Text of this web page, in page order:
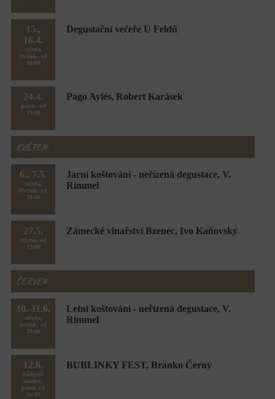
15.,
16.4.
středa,
čtvrtek, od
18:00
Degustační večeře U Feldů
24.4.
pátek, od
19:00
Pago Aylés, Robert Karásek
KVĚTEN
6., 7.5.
středa,
čtvrtek, od
18:00
Jarní koštování - neřízená degustace, V.
Rimmel
27.5.
středa, od
19:00
Zámecké vinařství Bzenec, Ivo Kaňovský
ČERVEN
10.-11.6.
středa,
čtvrtek, od
18:00
Letní koštování - neřízená degustace, V.
Rimmel
12.6.
nádvoří
zámku,
pátek od
16.00
BUBLINKY FEST, Branko Černý